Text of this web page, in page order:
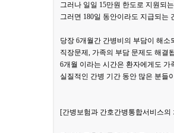
그러나 일일 15만원 한도로 지원되
그러면 180일 동안이라도 지급되는
당장 6개월간 간병비의 부담이 해소
직장문제, 가족의 부담 문제도 해결
6개월 이라는 시간은 환자에게도
실질적인 간병 기간 동안 많은 분들
[간병보험과 간호간병통합서비스의